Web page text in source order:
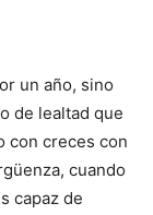
un año, sino
de lealtad que
con creces con
cuando
capaz de